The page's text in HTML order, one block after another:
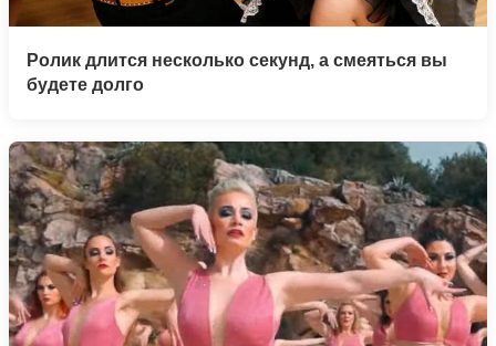
Ролик длится несколько секунд, а смеяться вы
будете долго